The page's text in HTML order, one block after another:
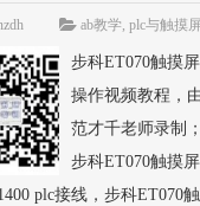
研自动化培训中心
ab教学,plc与触摸
步科ET070触摸
操作视频教程，
范才千老师录制
步科ET070触摸
plc接线，步科ET070